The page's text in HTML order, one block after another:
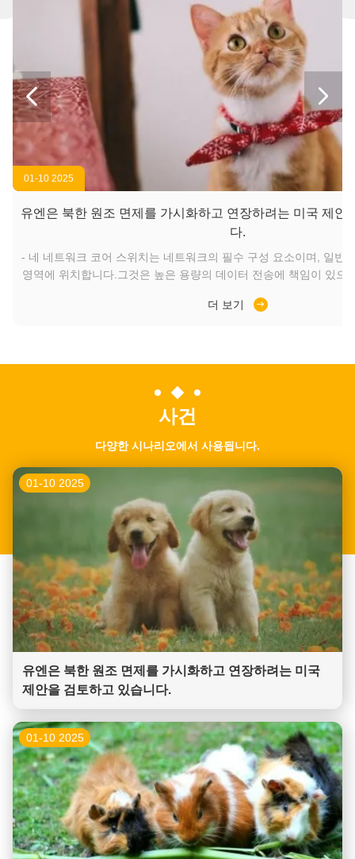
01-10 2025
유엔은 북한 원조 면제를 가시화하고 연장하려는 미국 제안
다.
- 네 네트워크 코어 스위치는 네트워크의 필수 구성 요소이며, 일반
영역에 위치합니다.그것은 높은 용량의 데이터 전송에 책임이 있으
에 게이트웨이 역할을 함으로써, 섬유 코어 스위치는 라우터,그리
어 스위치가 네트워...
더 보기
 
사건
다양한 시나리오에서 사용됩니다.
01-10 2025
유엔은 북한 원조 면제를 가시화하고 연장하려는 미국
제안을 검토하고 있습니다.
01-10 2025